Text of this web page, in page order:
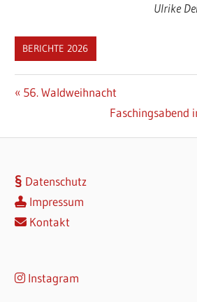
Ulrike
BERICHTE 2026
Beitragsnavigation
Vorheriger
56. Waldweihnacht
Nächster
Faschingsabend
Datenschutz
Impressum
Kontakt
Instagram